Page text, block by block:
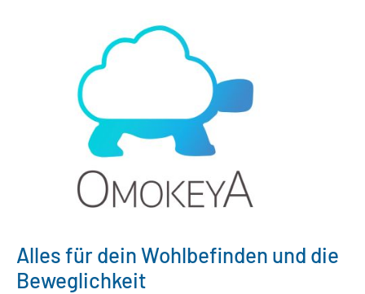
Alles für dein Wohlbefinden und die
Beweglichkeit